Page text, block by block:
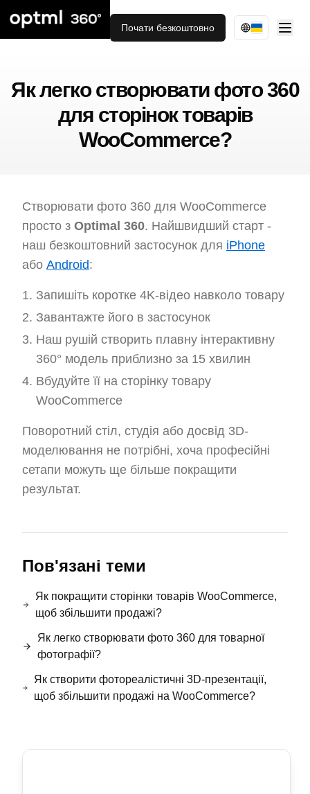
Почати безкоштовно
Як легко створювати фото 360
для сторінок товарів
WooCommerce?
Створювати фото 360 для WooCommerce
просто з Optimal 360. Найшвидший старт -
наш безкоштовний застосунок для iPhone
або Android:
Запишіть коротке 4K-відео навколо товару
Завантажте його в застосунок
Наш рушій створить плавну інтерактивну
360° модель приблизно за 15 хвилин
Вбудуйте її на сторінку товару
WooCommerce
Поворотний стіл, студія або досвід 3D-
моделювання не потрібні, хоча професійні
сетапи можуть ще більше покращити
результат.
Пов'язані теми
Як покращити сторінки товарів WooCommerce,
щоб збільшити продажі?
Як легко створювати фото 360 для товарної
фотографії?
Як створити фотореалістичні 3D-презентації,
щоб збільшити продажі на WooCommerce?